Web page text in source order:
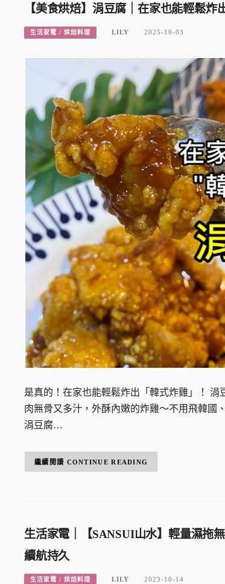
【美食烘焙】涓豆腐｜在家也能輕鬆
生活家電 / 烘焙料理 LILY 2025-10-03
是真的！在家也能輕鬆炸出「韓式炸雞」！
肉無骨又多汁，外酥內嫩的炸雞～不用飛韓
涓豆腐…
CONTINUE READING
生活家電｜【SANSUI山水】輕量濕拖
續航持久
生活家電 / 烘焙料理 LILY 2023-10-14